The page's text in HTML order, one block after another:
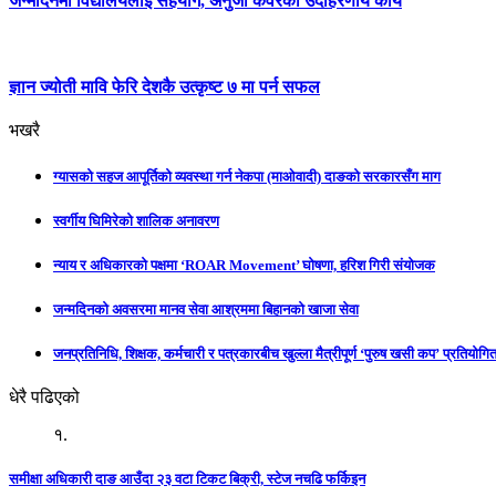
ज्ञान ज्योती मावि फेरि देशकै उत्कृष्ट ७ मा पर्न सफल
भखरै
ग्यासको सहज आपूर्तिको व्यवस्था गर्न नेकपा (माओवादी) दाङको सरकारसँग माग
स्वर्गीय घिमिरेको शालिक अनावरण
न्याय र अधिकारको पक्षमा ‘ROAR Movement’ घोषणा, हरिश गिरी संयोजक
जन्मदिनको अवसरमा मानव सेवा आश्रममा बिहानको खाजा सेवा
जनप्रतिनिधि, शिक्षक, कर्मचारी र पत्रकारबीच खुल्ला मैत्रीपूर्ण ‘पुरुष खसी कप’
धेरै पढिएको
१.
समीक्षा अधिकारी दाङ आउँदा २३ वटा टिकट बिक्री, स्टेज नचढि फर्किइन